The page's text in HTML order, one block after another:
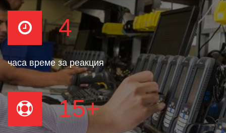
4
часа време за реакция
15+